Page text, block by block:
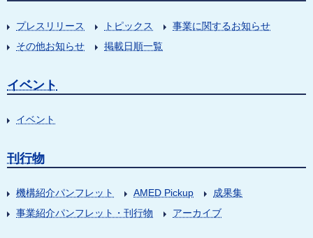
プレスリリース トピックス
事業に関するお知らせ
その他お知らせ
掲載日順一覧
イベント
イベント
刊行物
機構紹介パンフレット AMED Pickup
成果集
事業紹介パンフレット・刊行物
アーカイブ